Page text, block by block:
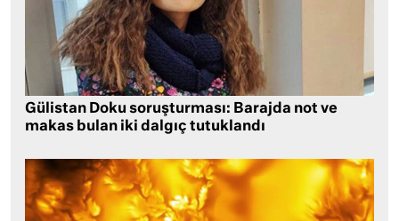
Gülistan Doku soruşturması: Barajda not ve
makas bulan iki dalgıç tutuklandı